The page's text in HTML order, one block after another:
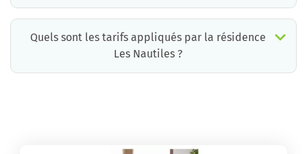
Quels sont les tarifs appliqués par la résidence
Les Nautiles ?